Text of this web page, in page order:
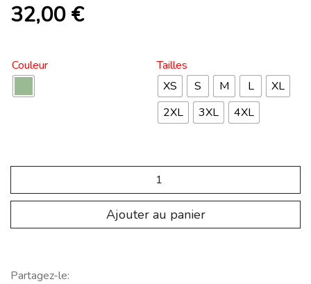
32,00€
Couleur
Tailles
XS
S M L
XL
2XL
3XL 4XL
SP.TRP.202
Trail
Ajouter au panier
Partagez-le: